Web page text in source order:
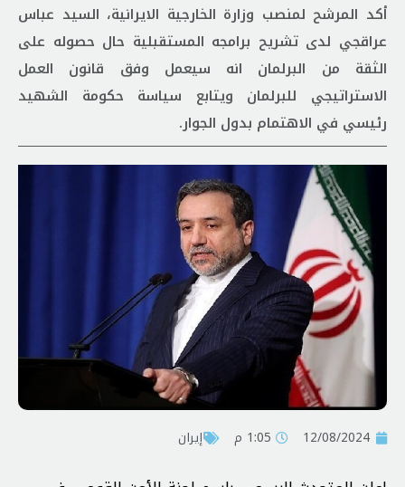
أكد المرشح لمنصب وزارة الخارجية الايرانية، السيد عباس
عراقجي لدى تشريح برامجه المستقبلية حال حصوله على
الثقة من البرلمان انه سيعمل وفق قانون العمل
الاستراتيجي للبرلمان ويتابع سياسة حكومة الشهيد
رئيسي في الاهتمام بدول الجوار.
12/08/2024 1:05 م إيران